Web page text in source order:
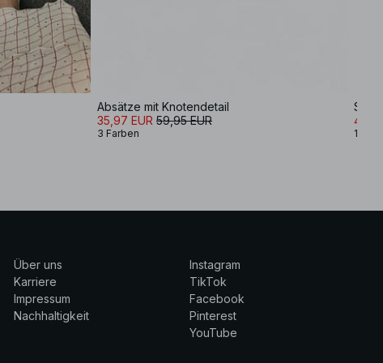
Absätze mit Knotendetail
35,97 EUR 59,95 EUR
3 Farben 1
Über uns
Karriere
Impressum
Nachhaltigkeit
Instagram
TikTok
Facebook
Pinterest
YouTube